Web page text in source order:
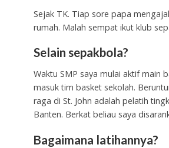
Sejak TK. Tiap sore papa
rumah. Malah sempat ikut klub
Selain sepakbola?
Waktu SMP saya mulai aktif main
masuk tim basket sekolah.
raga di St. John adalah pelatih
Banten. Berkat beliau saya
Bagaimana latihannya?